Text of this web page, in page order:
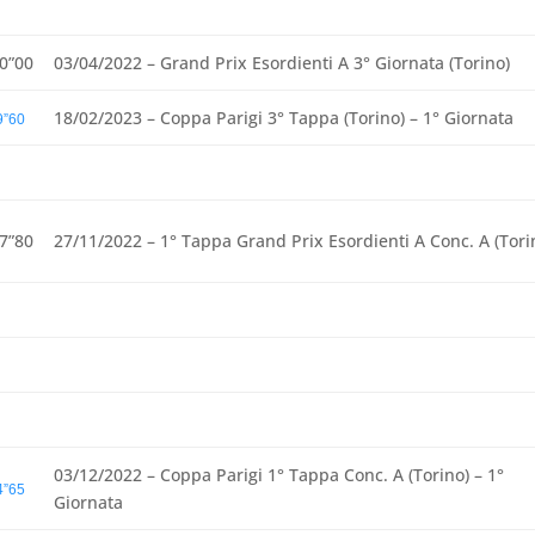
03/04/2022 – Grand Prix Esordienti A 3° Giornata (Torino)
18/02/2023 – Coppa Parigi 3° Tappa (Torino) – 1° Giornata
27/11/2022 – 1° Tappa Grand Prix Esordienti A Conc. A
03/12/2022 – Coppa Parigi 1° Tappa Conc. A (Torino) – 1°
Giornata